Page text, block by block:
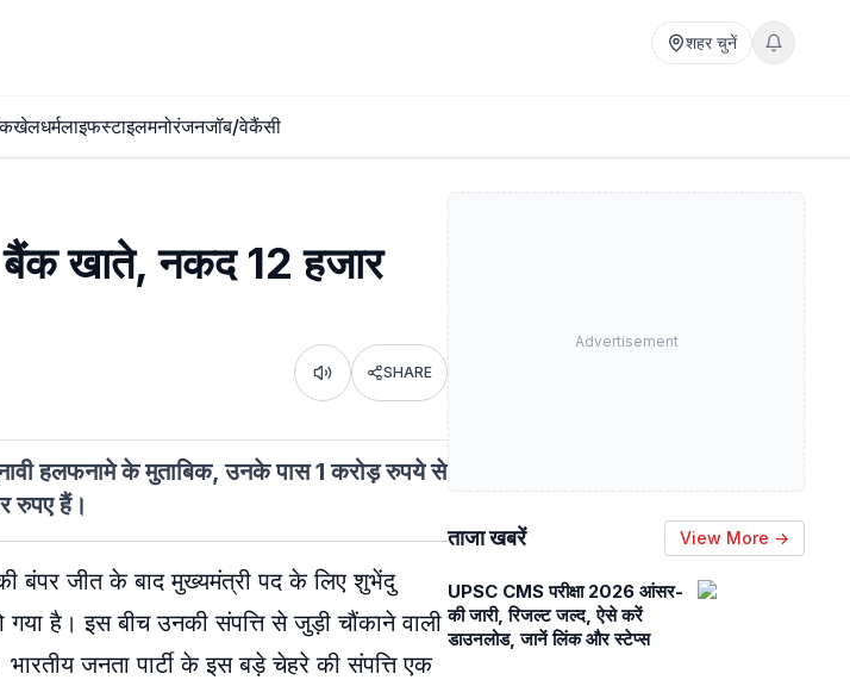
शहर चुनें
खेलधर्मलाइफस्टाइलमनोरंजनजॉब/वेकैंसी
बैंक खाते, नकद 12 हजार
Listen SHARE
हलफनामे के मुताबिक, उनके पास 1 करोड़ रुपये से
रुपए हैं।
बंपर जीत के बाद मुख्यमंत्री पद के लिए शुभेंदु
गया है। इस बीच उनकी संपत्ति से जुड़ी चौंकाने वाली
जनता पार्टी के इस बड़े चेहरे की संपत्ति एक
Advertisement
ताजा खबरें View More →
UPSC CMS परीक्षा 2026 आंसर-
की जारी, रिजल्ट जल्द, ऐसे करें
डाउनलोड, जानें लिंक और स्टेप्स